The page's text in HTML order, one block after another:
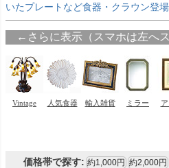
いたプレートなど食器・クラウン登場
価格帯で探す: 約1,000円 約2,000円